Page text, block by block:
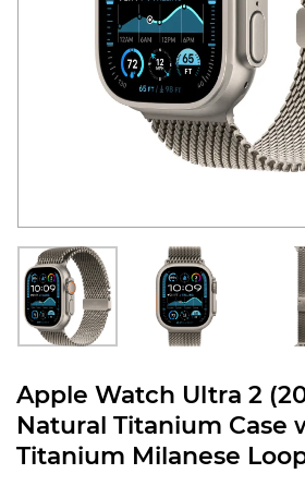
Apple Watch Ultra 2
Natural Titanium Case
Titanium Milanese
Согласен c
+7 812 318-40-14
(c 10:00 до 21:00, без
выходных)